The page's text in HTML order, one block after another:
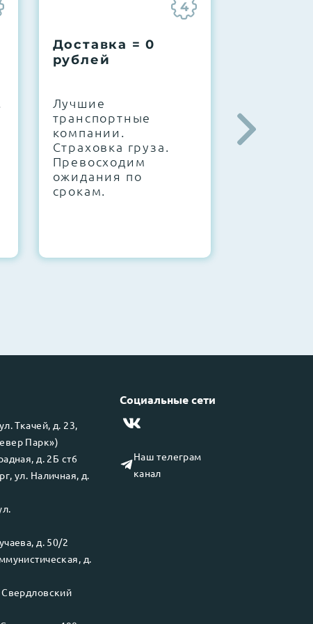
4
Доставка = 0
рублей
Лучшие
транспортные
компании.
Страховка груза.
Превосходим
ожидания по
срокам.
штате.
10000+
Ткачей, д. 23,
Парк»)
д. 2Б ст6
, ул. Наличная, д.
д. 50/2
д.
Свердловский
Социальные сети
Наш телеграм
канал